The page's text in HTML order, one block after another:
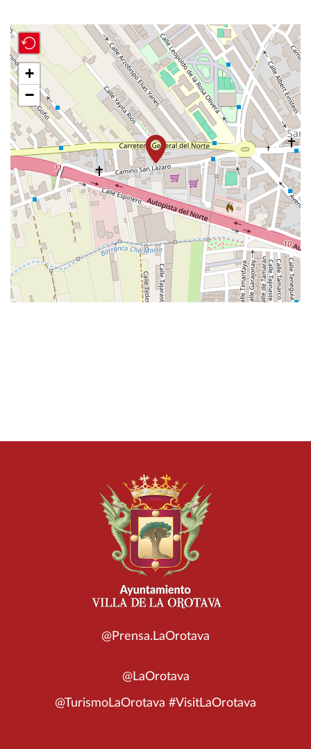
+
−
@Prensa.LaOrotava
@LaOrotava
@TurismoLaOrotava #VisitLaOrotava